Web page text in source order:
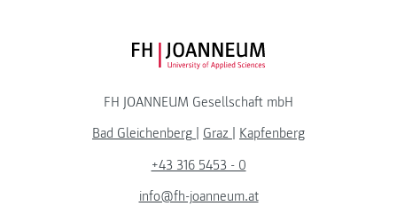
FH JOANNEUM Logo
FH JOANNEUM Gesellschaft mbH
Bad Gleichenberg
Graz
Kapfenberg
+43 316 5453 - 0
info@fh-joanneum.at